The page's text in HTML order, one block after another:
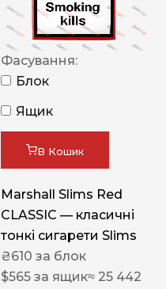
Фасування:
Блок
Ящик
В Кошик
Marshall Slims Red
CLASSIC — класичні
тонкі сигарети Slims
₴610 за блок
$565 за ящик≈ 25 442